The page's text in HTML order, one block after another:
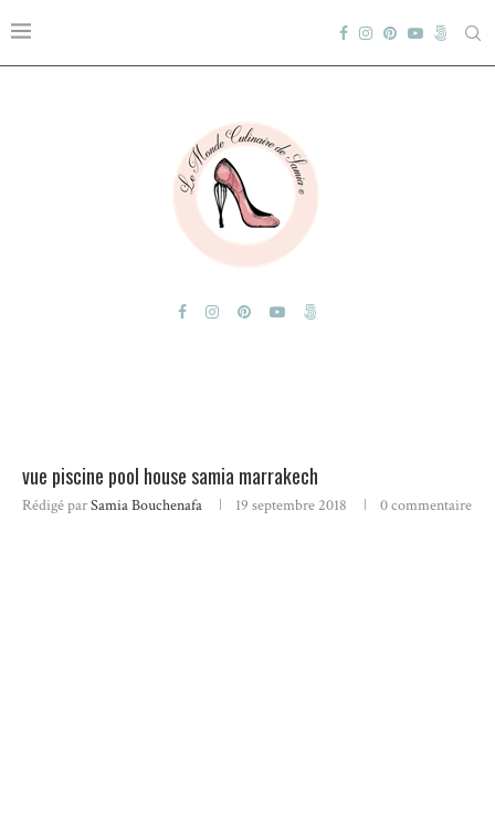
vue piscine pool house samia marrakech
Rédigé parSamia Bouchenafa 19 septembre 2018 0 commentaire